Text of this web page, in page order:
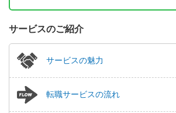
サービスのご紹介
サービスの魅力
転職サービスの流れ